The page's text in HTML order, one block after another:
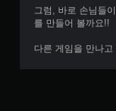
그럼, 바로 손님들
를 만들어 볼까요!!
다른 게임을 만나